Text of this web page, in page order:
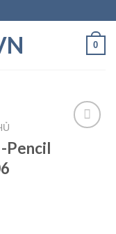
0
Pencil